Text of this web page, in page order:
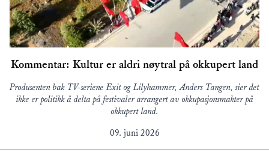
Kommentar: Kultur er aldri nøytral på okkupert land
Produsenten bak TV-seriene Exit og Lilyhammer, Anders Tangen, sier det
ikke er politikk å delta på festivaler arrangert av okkupasjonsmakter på
okkupert land.
09. juni 2026